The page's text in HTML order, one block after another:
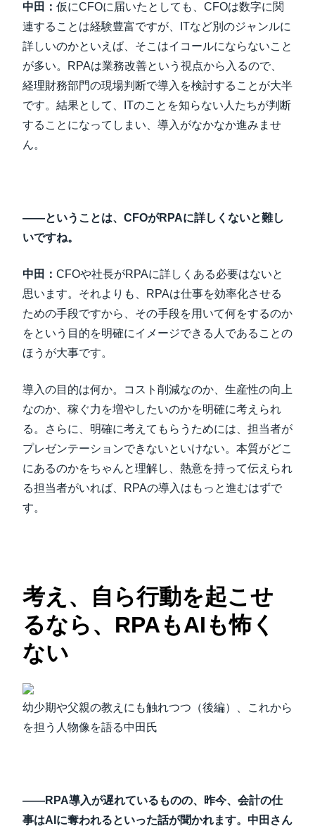
中田： 仮にCFOに届いたとしても、CFOは数字に関
連することは経験豊富ですが、ITなど別のジャンルに
詳しいのかといえば、そこはイコールにならないこと
が多い。RPAは業務改善という視点から入るので、
経理財務部門の現場判断で導入を検討することが大半
です。結果として、ITのことを知らない人たちが判断
することになってしまい、導入がなかなか進みませ
ん。
――ということは、CFOがRPAに詳しくないと難し
いですね。
中田： CFOや社長がRPAに詳しくある必要はないと
思います。それよりも、RPAは仕事を効率化させる
ための手段ですから、その手段を用いて何をするのか
をという目的を明確にイメージできる人であることの
ほうが大事です。
導入の目的は何か。コスト削減なのか、生産性の向上
なのか、稼ぐ力を増やしたいのかを明確に考えられ
る。さらに、明確に考えてもらうためには、担当者が
プレゼンテーションできないといけない。本質がどこ
にあるのかをちゃんと理解し、熱意を持って伝えられ
る担当者がいれば、RPAの導入はもっと進むはずで
す。
考え、自ら行動を起こせ
るなら、RPAもAIも怖く
ない
幼少期や父親の教えにも触れつつ（後編）、これから
を担う人物像を語る中田氏
――RPA導入が遅れているものの、昨今、会計の仕
事はAIに奪われるといった話が聞かれます。中田さん